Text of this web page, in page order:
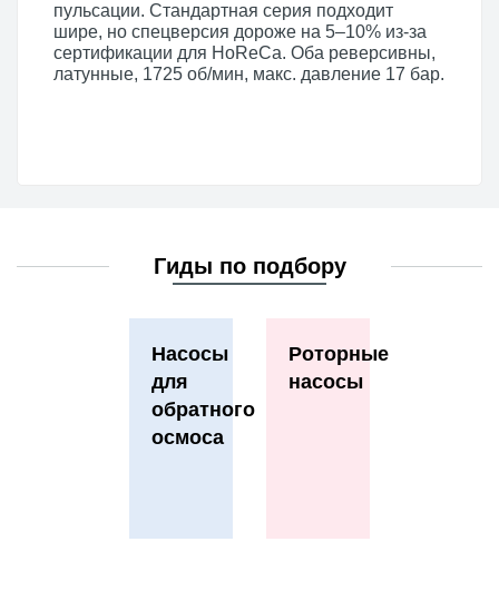
пульсации. Стандартная серия подходит
шире, но спецверсия дороже на 5–10% из-за
сертификации для HoReCa. Оба реверсивны,
латунные, 1725 об/мин, макс. давление 17 бар.
Гиды по подбору
Насосы
для
обратного
осмоса
Роторные
насосы